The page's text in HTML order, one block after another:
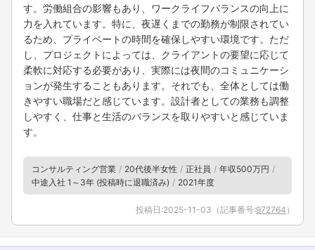
フォローしました
こちらの企業もフォローしませんか？
す。労働組合の影響もあり、ワークライフバランスの向上に
力を入れています。特に、夜遅くまでの勤務が制限されてい
るため、プライベートの時間を確保しやすい環境です。ただ
し、プロジェクトによっては、クライアントの要望に応じて
柔軟に対応する必要があり、実際には夜間のコミュニケーシ
ョンが発生することもあります。それでも、全体としては働
きやすい職場だと感じています。設計者としての業務も調整
しやすく、仕事と生活のバランスを取りやすいと感じていま
す。
コンサルティング営業 20代後半女性 正社員
年収500万円
中途入社 1～3年 (投稿時に退職済み)
2021年度
投稿日:2025-11-03 （記事番号:972764 ）